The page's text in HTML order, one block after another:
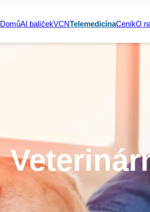
DomůAI balíčekVCNTelemedicínaCeníkO